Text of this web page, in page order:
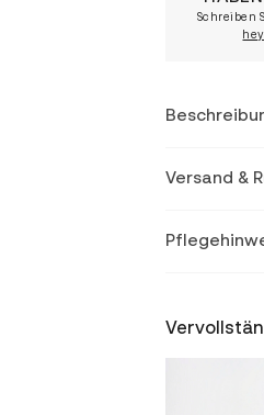
Schreiben
Versand &